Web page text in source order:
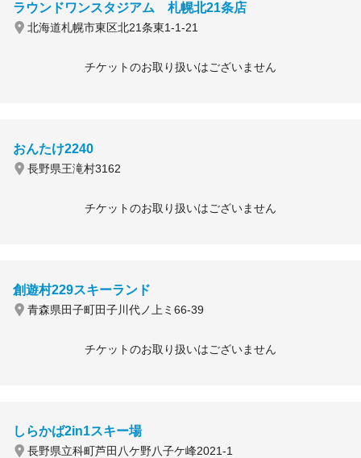
ラウンドワンスタジアム 札幌北21条店
北海道札幌市東区北21条東1-1-21
チケットのお取り扱いはございません
おんたけ2240
長野県王滝村3162
チケットのお取り扱いはございません
創遊村229スキーランド
青森県田子町田子川代ノ上ミ66-39
チケットのお取り扱いはございません
しらかば2in1スキー場
長野県立科町芦田八ケ野八子ケ峰2021-1